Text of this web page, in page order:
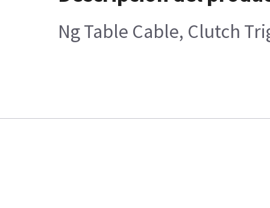
Ng Table Cable, Clutch